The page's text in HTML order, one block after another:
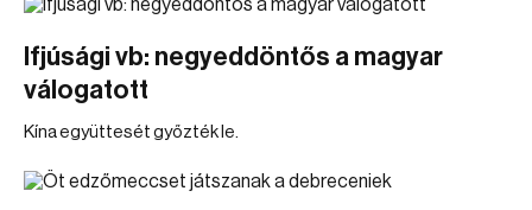
Ifjúsági vb: negyeddöntős a magyar
válogatott
Kína együttesét győzték le.